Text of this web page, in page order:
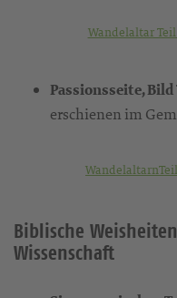
Wandelaltar
Passionsseite, Bild
erschienen im
Biblische
Wissenschaft